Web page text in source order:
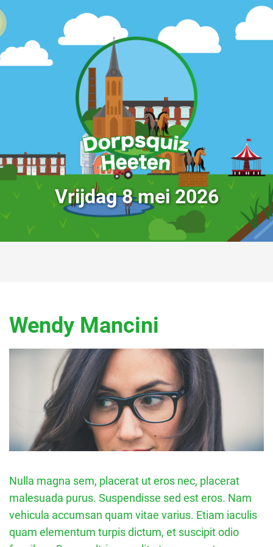
Vrijdag 8 mei 2026
Wendy Mancini
Nulla magna sem, placerat ut eros nec, placerat
malesuada purus. Suspendisse sed est eros. Nam
vehicula accumsan quam vitae varius. Etiam iaculis
quam elementum turpis dictum, et suscipit odio